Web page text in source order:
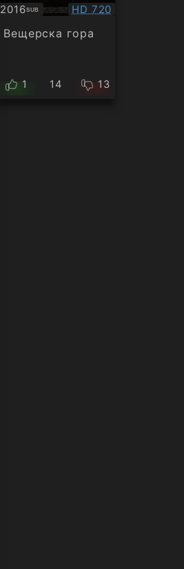
2016SUB
Субтитри Качество:
HD 720
Вещерска гора
1 14 13